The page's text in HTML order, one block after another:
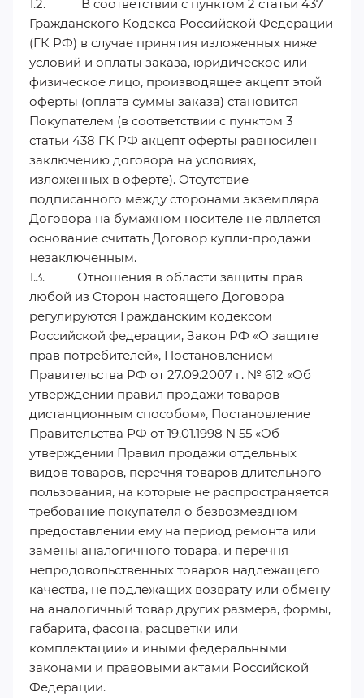
1.2. В соответствии с пунктом 2 статьи 437
Гражданского Кодекса Российской Федерации
(ГК РФ) в случае принятия изложенных ниже
условий и оплаты заказа, юридическое или
физическое лицо, производящее акцепт этой
оферты (оплата суммы заказа) становится
Покупателем (в соответствии с пунктом 3
статьи 438 ГК РФ акцепт оферты равносилен
заключению договора на условиях,
изложенных в оферте). Отсутствие
подписанного между сторонами экземпляра
Договора на бумажном носителе не является
основание считать Договор купли-продажи
незаключенным.
1.3. Отношения в области защиты прав
любой из Сторон настоящего Договора
регулируются Гражданским кодексом
Российской федерации, Закон РФ «О защите
прав потребителей», Постановлением
Правительства РФ от 27.09.2007 г. № 612 «Об
утверждении правил продажи товаров
дистанционным способом», Постановление
Правительства РФ от 19.01.1998 N 55 «Об
утверждении Правил продажи отдельных
видов товаров, перечня товаров длительного
пользования, на которые не распространяется
требование покупателя о безвозмездном
предоставлении ему на период ремонта или
замены аналогичного товара, и перечня
непродовольственных товаров надлежащего
качества, не подлежащих возврату или обмену
на аналогичный товар других размера, формы,
габарита, фасона, расцветки или
комплектации» и иными федеральными
законами и правовыми актами Российской
Федерации.